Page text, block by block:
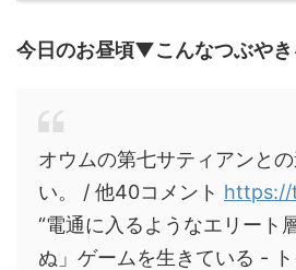
今日のお昼頃▼こんなつぶやき
オウムの第七サティアンと
い。 / 他40コメント https://
“電通に入るようなエリート
ぬ」ゲームを生きている -